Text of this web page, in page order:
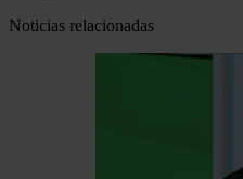
Noticias relacionadas